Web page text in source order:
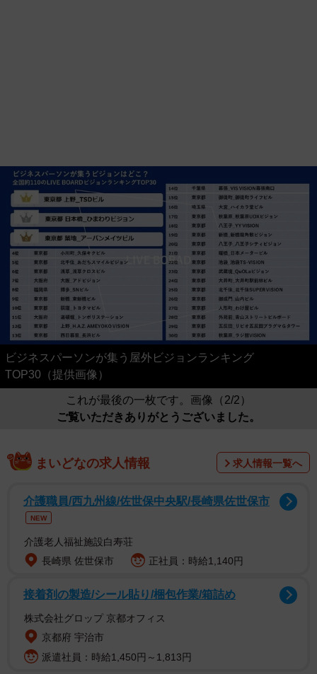
ビジネスパーソンが集う屋外ビジョンランキング
TOP30（提供画像）
これが最後の一枚です。画像（2/2）
ご覧いただきありがとうございました。
まいどなの求人情報 求人情報一覧へ
介護職員/西九州線/佐世保中央駅/長崎県佐世保市
NEW
介護老人福祉施設白寿荘
長崎県 佐世保市
正社員：時給1,140円
接着剤の製造/シール貼り/梱包作業/箱詰め
株式会社グロップ 京都オフィス
京都府 宇治市
派遣社員：時給1,450円～1,813円